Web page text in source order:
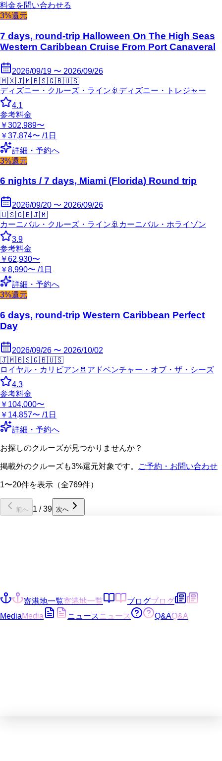
料金を問い合わせる
3%還元
7 days, round-trip Halloween On The High Seas
Western Caribbean Cruise From Port Canaveral
2026/09/19 〜 2026/09/26
🇲🇽🇯🇲🇧🇸🇬🇧🇺🇸
ディズニー・クルーズ・ライン 🚢 ディズニー・トレジャー
4.1
参考料金
￥302,989〜
￥37,874〜 /1日
詳細・予約へ
3%還元
6 nights / 7 days, Miami (Florida) Round trip
2026/09/20 〜 2026/09/26
🇺🇸🇬🇧🇯🇲
カーニバル・クルーズ・ライン 🚢 カーニバル・ホライゾン
3.9
参考料金
￥62,930〜
￥8,990〜 /1日
詳細・予約へ
3%還元
6 days, round-trip Western Caribbean Perfect
Day
2026/09/26 〜 2026/10/02
🇯🇲🇧🇸🇬🇧🇺🇸
ロイヤル・カリビアン 🚢 アドベンチャー・オブ・ザ・シーズ
4.3
参考料金
￥104,000〜
￥14,857〜 /1日
詳細・予約へ
お探しのクルーズが見つかりませんか？
掲載外のクルーズも3%還元対象です。 ご予約・お問い合わせ
1〜20件を表示（全769件）
前へ 1 /39 次へ
寄港地一覧寄港地一覧 ブログブログ
MediaMedia ニュース ニュース Q&AQ&A